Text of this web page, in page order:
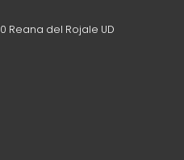
Reana del Rojale UD